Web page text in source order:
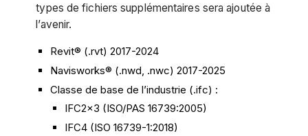
types de fichiers supplémentaires sera ajoutée à
l’avenir.
Revit® (.rvt) 2017-2024
Navisworks® (.nwd, .nwc) 2017-2025
Classe de base de l’industrie (.ifc) :
IFC2x3 (ISO/PAS 16739:2005)
IFC4 (ISO 16739-1:2018)